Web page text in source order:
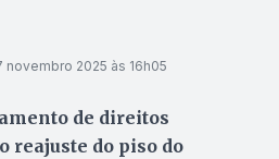
novembro 2025 às 16h05
de direitos
reajuste do piso do